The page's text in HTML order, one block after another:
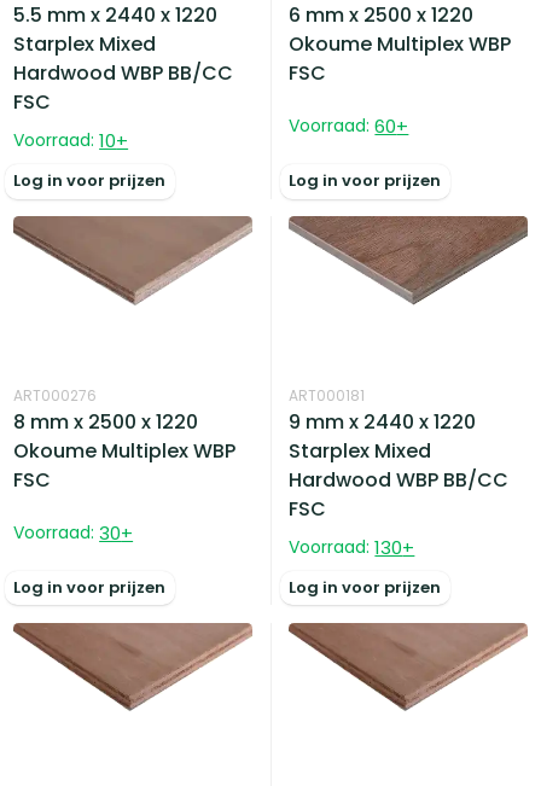
5.5 mm x 2440 x 1220
Starplex Mixed
Hardwood WBP BB/CC
FSC
Voorraad: 10+
Log in voor prijzen
6 mm x 2500 x 1220
Okoume Multiplex WBP
FSC
Voorraad: 60+
Log in voor prijzen
ART000276
8 mm x 2500 x 1220
Okoume Multiplex WBP
FSC
Voorraad: 30+
Log in voor prijzen
ART000181
9 mm x 2440 x 1220
Starplex Mixed
Hardwood WBP BB/CC
FSC
Voorraad: 130+
Log in voor prijzen